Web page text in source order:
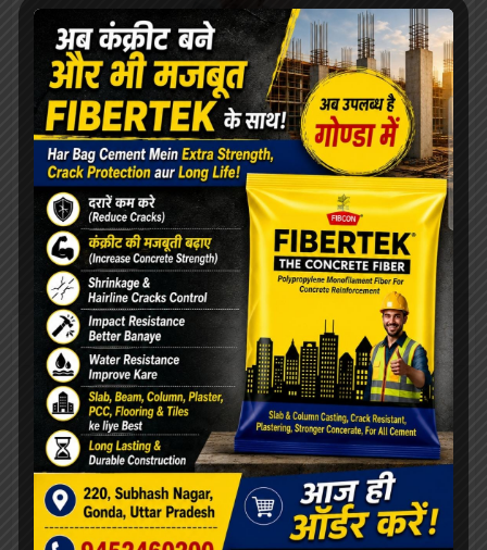
राजेंद्र सिंह
राजेंद्र सिंह (सम्पादक)
View all posts
Our Advertisement